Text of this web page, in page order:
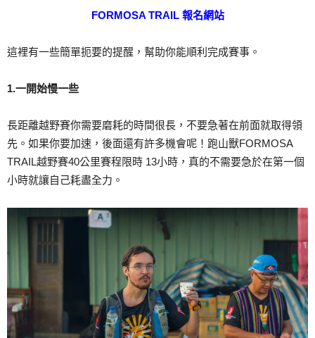
FORMOSA TRAIL 報名網站
這裡有一些簡單扼要的提醒，幫助你能順利完成賽事。
1.一開始慢一些
長距離越野賽你需要磨耗的時間很長，不要急著在前面就取得領
先。如果你要加速，後面還有許多機會呢！跑山獸FORMOSA
TRAIL越野賽40公里賽程限時 13小時，真的不需要急於在第一個
小時就讓自己耗盡全力。